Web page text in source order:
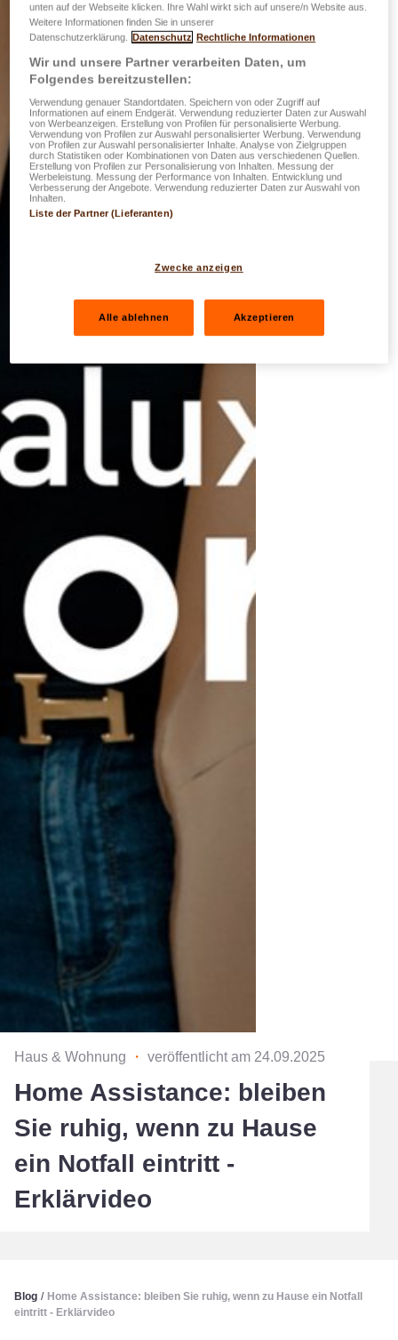
Haus & Wohnung ・ veröffentlicht am 24.09.2025
Home Assistance: bleiben
Sie ruhig, wenn zu Hause
ein Notfall eintritt -
Erklärvideo
Blog / Home Assistance: bleiben Sie ruhig, wenn zu Hause ein Notfall
eintritt - Erklärvideo
unten auf der Webseite klicken. Ihre Wahl wirkt sich auf unsere/n Website aus.
Weitere Informationen finden Sie in unserer
Datenschutzerklärung. Datenschutz Rechtliche Informationen
Wir und unsere Partner verarbeiten Daten, um
Folgendes bereitzustellen:
Verwendung genauer Standortdaten. Speichern von oder Zugriff auf
Informationen auf einem Endgerät. Verwendung reduzierter Daten zur Auswahl
von Werbeanzeigen. Erstellung von Profilen für personalisierte Werbung.
Verwendung von Profilen zur Auswahl personalisierter Werbung. Verwendung
von Profilen zur Auswahl personalisierter Inhalte. Analyse von Zielgruppen
durch Statistiken oder Kombinationen von Daten aus verschiedenen Quellen.
Erstellung von Profilen zur Personalisierung von Inhalten. Messung der
Werbeleistung. Messung der Performance von Inhalten. Entwicklung und
Verbesserung der Angebote. Verwendung reduzierter Daten zur Auswahl von
Inhalten.
Liste der Partner (Lieferanten)
Zwecke anzeigen
Alle ablehnen Akzeptieren